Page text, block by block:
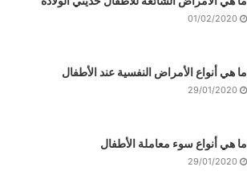
01/02/2020
ما هي أنواع الأمراض النفسية عند الأطفال
29/01/2020
ما هي أنواع سوء معاملة الأطفال
29/01/2020